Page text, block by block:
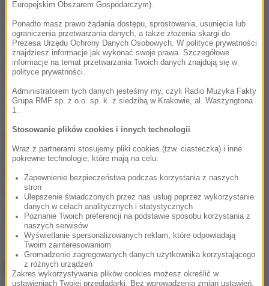
czarna dziura ma faktycznie tak małą masę, jak się
wydaje, na bazie obecnych teorii nie sposób
wyjaśnić widma promieniowania emitowanego z
jądra galaktyki. Samej czarnej dziury z oczywistych
światło. Promieniowanie, które do nas dociera,
wysyła krążący wokół czarnej dziury pierścień pyłu i
gazu, tak zwany dysk akrecyjny. Jasność emisji
wskazuje na to, że muszą tam działać mechanizmy
inne od dotychczas wskazywanych. Badania
galaktyki RX J1140.1+0307 mogą pomóc je poznać.
Źródło: RMF FM
Tagi:Kosmiczny Teleskop Hubble'a
NAJWAŻNIEJSZE FAKTY
Europejskim Obszarem Gospodarczym).
Ponadto masz prawo żądania dostępu, sprostowania, usunięcia lub
ograniczenia przetwarzania danych, a także złożenia skargi do
Prezesa Urzędu Ochrony Danych Osobowych. W polityce prywatności
znajdziesz informacje jak wykonać swoje prawa. Szczegółowe
informacje na temat przetwarzania Twoich danych znajdują się w
polityce prywatności.
Administratorem tych danych jesteśmy my, czyli Radio Muzyka Fakty
Grupa RMF sp. z o.o. sp. k. z siedzibą w Krakowie, al. Waszyngtona
1.
Stosowanie plików cookies i innych technologii
Wraz z partnerami stosujemy pliki cookies (tzw. ciasteczka) i inne
pokrewne technologie, które mają na celu:
Zapewnienie bezpieczeństwa podczas korzystania z naszych
stron
Ulepszenie świadczonych przez nas usług poprzez wykorzystanie
danych w celach analitycznych i statystycznych
Poznanie Twoich preferencji na podstawie sposobu korzystania z
naszych serwisów
Wyświetlanie spersonalizowanych reklam, które odpowiadają
Twoim zainteresowaniom
Gromadzenie zagregowanych danych użytkownika korzystającego
z różnych urządzeń
Zakres wykorzystywania plików cookies możesz określić w
ustawieniach Twojej przeglądarki. Bez wprowadzenia zmian ustawień,